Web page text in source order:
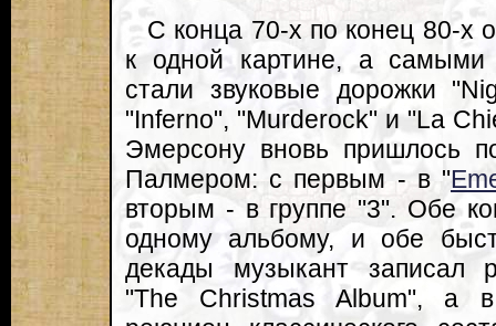
С конца 70-х по конец 80-х
к одной картине, а самыми
стали звуковые дорожки
"Inferno", "Murderock" и "La
Эмерсону вновь пришлось
Палмером: с первым - в "
вторым - в группе "3". Обе
одному альбому, и обе
декады музыкант записал
"The Christmas Album", а